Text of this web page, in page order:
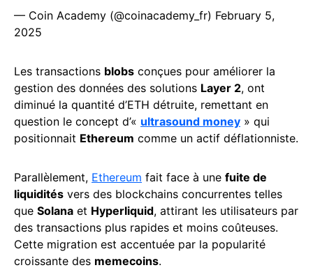
— Coin Academy (@coinacademy_fr) February 5,
2025
Les transactions blobs conçues pour améliorer la
gestion des données des solutions Layer 2, ont
diminué la quantité d’ETH détruite, remettant en
question le concept d’« ultrasound money » qui
positionnait Ethereum comme un actif déflationniste.
Parallèlement, Ethereum fait face à une fuite de
liquidités vers des blockchains concurrentes telles
que Solana et Hyperliquid, attirant les utilisateurs par
des transactions plus rapides et moins coûteuses.
Cette migration est accentuée par la popularité
croissante des memecoins.